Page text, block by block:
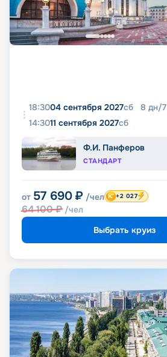
18:3004 сентября 2027сб 8 дн/7
14:3011 сентября 2027сб
Ф.И. Панферов
СТАНДАРТ
от 57 690 ₽ /чел
64 100₽ /чел
+2 027
Выбрать круиз